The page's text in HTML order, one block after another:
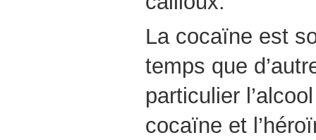
La cocaïne est
temps que
particulier
cocaïne et